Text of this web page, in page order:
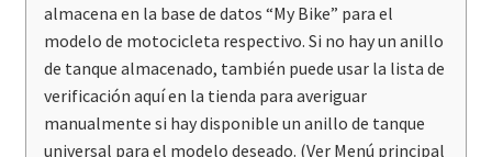
almacena en la base de datos “My Bike” para el
modelo de motocicleta respectivo. Si no hay un anillo
de tanque almacenado, también puede usar la lista de
verificación aquí en la tienda para averiguar
manualmente si hay disponible un anillo de tanque
universal para el modelo deseado. (Ver Menú principal